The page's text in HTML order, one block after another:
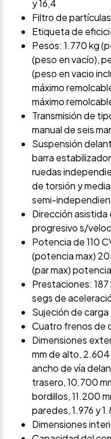
y 16,4
Filtro de partículas
Etiqueta de
Pesos: 1.770 kg
(peso en vacío),
(peso en vacio
máximo
máximo
Transmisión de
manual de seis
Suspensión
barra
ruedas
de torsión y
semi-
Dirección
progresivo s/
Potencia de 110
(potencia max)
(par max)
Prestaciones: 187
segs de
Sujeción de carga
Cuatro frenos de
Dimensiones
mm de alto, 2.604
ancho de vía
trasero, 10.700
bordillos, 11.200
paredes, 1.976 y
Dimensiones